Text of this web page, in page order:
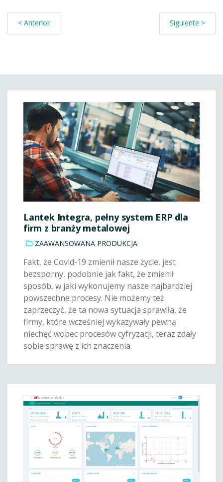
< Anterior Siguiente >
Lantek Integra, pełny system ERP dla
firm z branży metalowej
ZAAWANSOWANA PRODUKCJA
Fakt, że Covid-19 zmienił nasze życie, jest
bezsporny, podobnie jak fakt, że zmienił
sposób, w jaki wykonujemy nasze najbardziej
powszechne procesy. Nie możemy też
zaprzeczyć, że ta nowa sytuacja sprawiła, że
firmy, które wcześniej wykazywały pewną
niechęć wobec procesów cyfryzacji, teraz zdały
sobie sprawę z ich znaczenia.